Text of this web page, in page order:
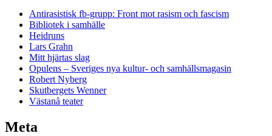
Antirasistisk fb-grupp: Front mot rasism och fascism
Bibliotek i samhälle
Heidruns
Lars Grahn
Mitt hjärtas slag
Opulens – Sveriges nya kultur- och samhällsmagasin
Robert Nyberg
Skutbergets Wenner
Västanå teater
Meta